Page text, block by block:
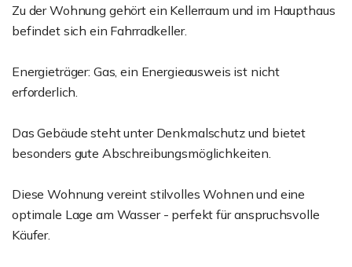
Zu der Wohnung gehört ein Kellerraum und im Haupthaus
befindet sich ein Fahrradkeller.
Energieträger: Gas, ein Energieausweis ist nicht
erforderlich.
Das Gebäude steht unter Denkmalschutz und bietet
besonders gute Abschreibungsmöglichkeiten.
Diese Wohnung vereint stilvolles Wohnen und eine
optimale Lage am Wasser - perfekt für anspruchsvolle
Käufer.